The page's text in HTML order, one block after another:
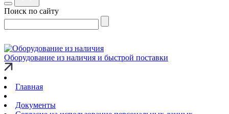
Поиск по сайту
Оборудование из наличия и быстрой поставки
Главная
Документы